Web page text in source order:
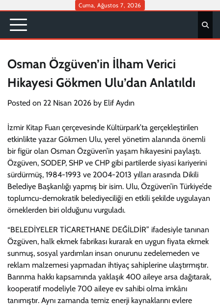
content
Cuma, Ağustos 7, 2026
Osman Özgüven’in İlham Verici
Hikayesi Gökmen Ulu’dan Anlatıldı
Posted on 22 Nisan 2026 by Elif Aydın
İzmir Kitap Fuarı çerçevesinde Kültürpark’ta gerçekleştirilen
etkinlikte yazar Gökmen Ulu, yerel yönetim alanında önemli
bir figür olan Osman Özgüven’in yaşam hikayesini paylaştı.
Özgüven, SODEP, SHP ve CHP gibi partilerde siyasi kariyerini
sürdürmüş, 1984-1993 ve 2004-2013 yılları arasında Dikili
Belediye Başkanlığı yapmış bir isim. Ulu, Özgüven’in Türkiye’de
toplumcu-demokratik belediyeciliği en etkili şekilde uygulayan
örneklerden biri olduğunu vurguladı.
“BELEDİYELER TİCARETHANE DEĞİLDİR” ifadesiyle tanınan
Özgüven, halk ekmek fabrikası kurarak en uygun fiyata ekmek
sunmuş, sosyal yardımları insan onurunu zedelemeden ve
reklam malzemesi yapmadan ihtiyaç sahiplerine ulaştırmıştır.
Barınma hakkı kapsamında yaklaşık 400 aileye arsa dağıtarak,
kooperatif modeliyle 700 aileye ev sahibi olma imkânı
tanımıştır. Aynı zamanda temiz enerji kaynaklarını evlere